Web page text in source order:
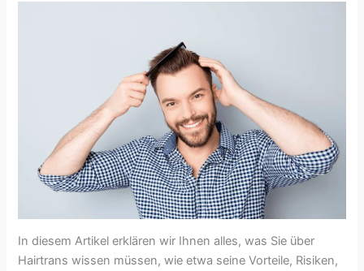
In diesem Artikel erklären wir Ihnen alles, was Sie über
Hairtrans wissen müssen, wie etwa seine Vorteile, Risiken,